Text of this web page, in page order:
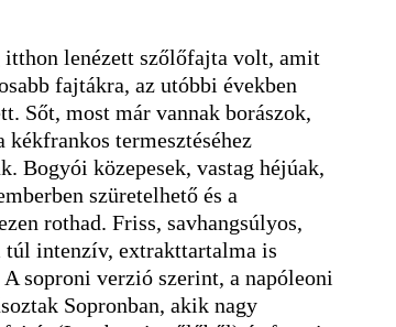
itthon lenézett szőlőfajta volt, amit
fajtákra, az utóbbi években
Sőt, most már vannak borászok,
termesztéséhez
Bogyói közepesek, vastag héjúak,
szüretelhető és a
rothad. Friss, savhangsúlyos,
túl intenzív, extrakttartalma is
soproni verzió szerint, a napóleoni
Sopronban, akik nagy